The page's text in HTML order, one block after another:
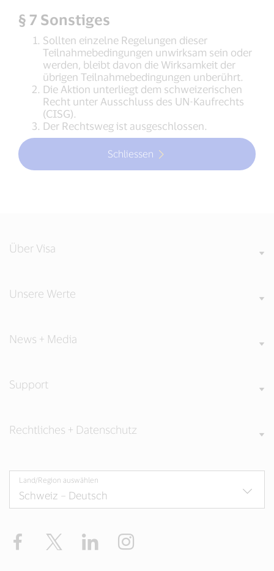
§ 7 Sonstiges
Sollten einzelne Regelungen dieser
Teilnahmebedingungen unwirksam sein oder
werden, bleibt davon die Wirksamkeit der
übrigen Teilnahmebedingungen unberührt.
Die Aktion unterliegt dem schweizerischen
Recht unter Ausschluss des UN-Kaufrechts
(CISG).
Der Rechtsweg ist ausgeschlossen.
Schliessen
Über Visa
Unsere Werte
News + Media
Support
Rechtliches + Datenschutz
Land/Region auswählen
Facebook Twitter LinkedIn